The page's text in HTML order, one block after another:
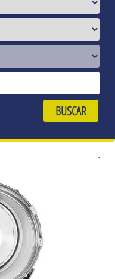
BUSCAR